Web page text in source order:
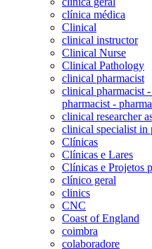
clínica médica
Clinical
clinical instructor
Clinical Nurse
Clinical Pathology
clinical pharmacist
clinical pharmacist
pharmacist -
clinical researcher
clinical specialist in
Clínicas
Clínicas e Lares
Clínicas e Projetos
clínico geral
clinics
CNC
Coast of England
coimbra
colaboradore